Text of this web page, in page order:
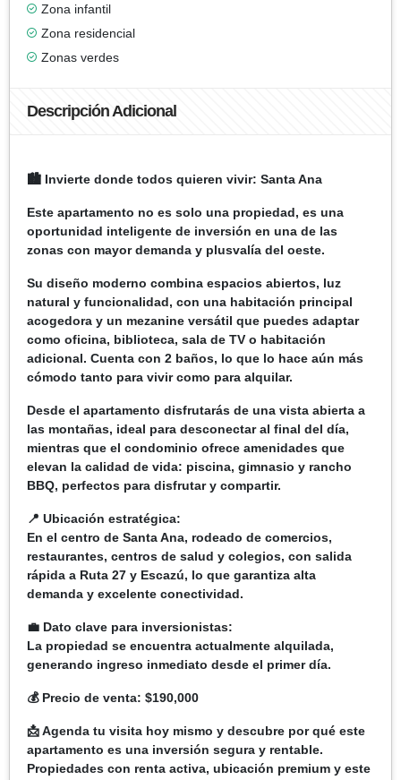
Zona infantil
Zona residencial
Zonas verdes
Descripción Adicional
🏙️ Invierte donde todos quieren vivir: Santa Ana
Este apartamento no es solo una propiedad, es una
oportunidad inteligente de inversión en una de las
zonas con mayor demanda y plusvalía del oeste.
Su diseño moderno combina espacios abiertos, luz
natural y funcionalidad, con una habitación principal
acogedora y un mezanine versátil que puedes adaptar
como oficina, biblioteca, sala de TV o habitación
adicional. Cuenta con 2 baños, lo que lo hace aún más
cómodo tanto para vivir como para alquilar.
Desde el apartamento disfrutarás de una vista abierta a
las montañas, ideal para desconectar al final del día,
mientras que el condominio ofrece amenidades que
elevan la calidad de vida: piscina, gimnasio y rancho
BBQ, perfectos para disfrutar y compartir.
📍 Ubicación estratégica:
En el centro de Santa Ana, rodeado de comercios,
restaurantes, centros de salud y colegios, con salida
rápida a Ruta 27 y Escazú, lo que garantiza alta
demanda y excelente conectividad.
💼 Dato clave para inversionistas:
La propiedad se encuentra actualmente alquilada,
generando ingreso inmediato desde el primer día.
💰 Precio de venta: $190,000
📩 Agenda tu visita hoy mismo y descubre por qué este
apartamento es una inversión segura y rentable.
Propiedades con renta activa, ubicación premium y este